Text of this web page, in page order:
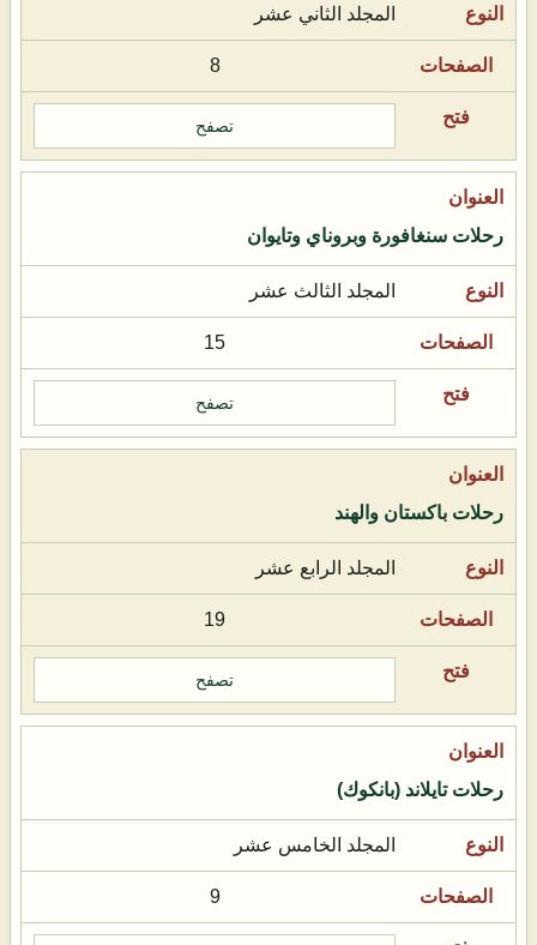
المجلد الثاني عشر
8
تصفح
رحلات سنغافورة وبروناي وتايوان
المجلد الثالث عشر
15
تصفح
رحلات باكستان والهند
المجلد الرابع عشر
19
تصفح
رحلات تايلاند (بانكوك)
المجلد الخامس عشر
9